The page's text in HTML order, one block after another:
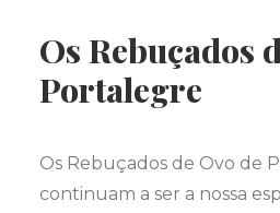
Os Rebuçados
Portalegre
Os Rebuçados de Ovo de
continuam a ser a nossa